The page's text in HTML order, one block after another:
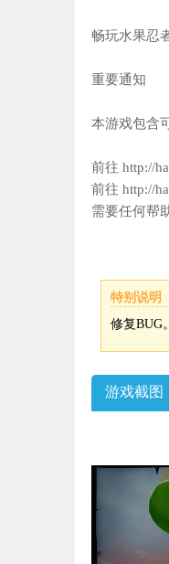
畅玩水果忍
重要通知
本游戏包含
前往 http://
前往 http://
需要任何帮
特别说明
修复BUG。
游戏截图